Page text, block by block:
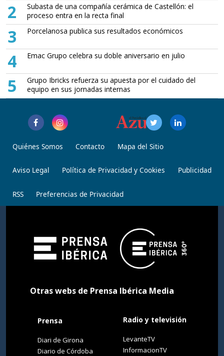
2
Subasta de una compañía cerámica de Castellón: el
proceso entra en la recta final
3 Porcelanosa publica sus resultados económicos
4 Emac Grupo celebra su doble aniversario en julio
5
Grupo Ibricks refuerza su apuesta por el cuidado del
equipo en sus jornadas internas
Quiénes Somos Contacto Mapa del Sitio
Aviso Legal Política de Privacidad y Cookies Publicidad
RSS Preferencias de Privacidad
Otras webs de Prensa Ibérica Media
Prensa
Diari de Girona
Diario de Córdoba
Radio y televisión
LevanteTV
InformacionTV